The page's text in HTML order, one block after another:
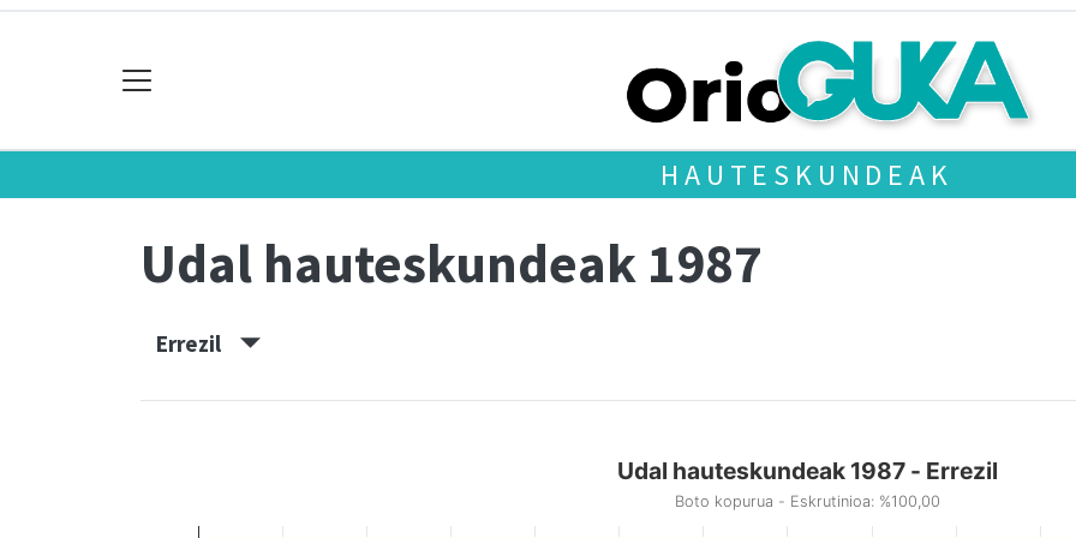
HAUTESKUNDEAK
Udal hauteskundeak 1987
Errezil
Udal hauteskundeak 1987 - Errezil
Boto kopurua - Eskrutinioa: %100,00